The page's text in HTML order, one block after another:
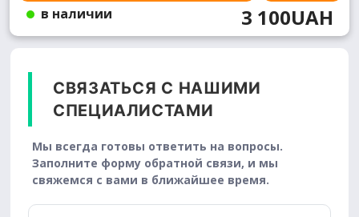
в наличии
3 100UAH
СВЯЗАТЬСЯ С НАШИМИ
СПЕЦИАЛИСТАМИ
Мы всегда готовы ответить на вопросы.
Заполните форму обратной связи, и мы
свяжемся с вами в ближайшее время.